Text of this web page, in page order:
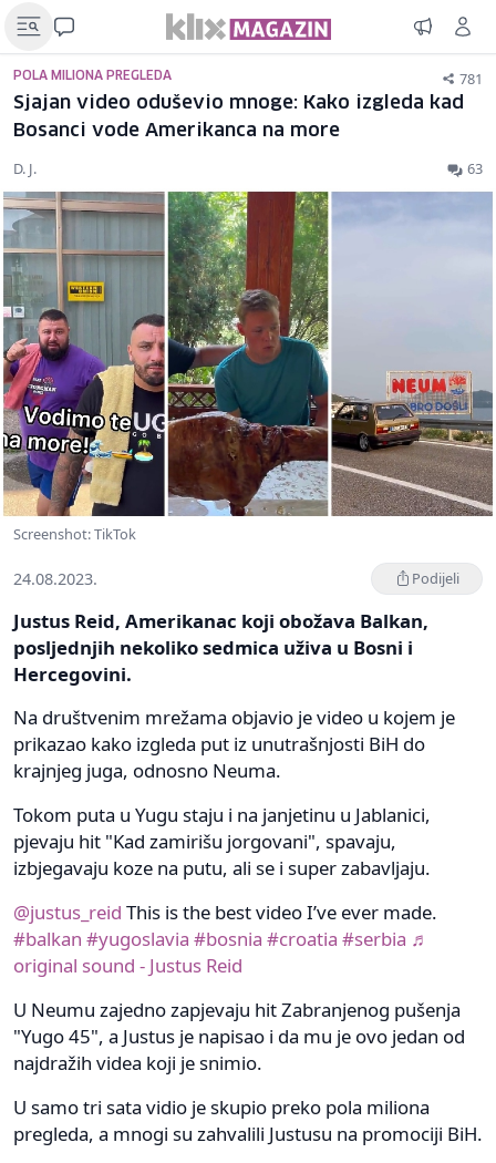
POLA MILIONA PREGLEDA 781
Sjajan video oduševio mnoge: Kako izgleda kad
Bosanci vode Amerikanca na more
D. J. 63
Screenshot: TikTok
24.08.2023. Podijeli
Justus Reid, Amerikanac koji obožava Balkan,
posljednjih nekoliko sedmica uživa u Bosni i
Hercegovini.
Na društvenim mrežama objavio je video u kojem je
prikazao kako izgleda put iz unutrašnjosti BiH do
krajnjeg juga, odnosno Neuma.
Tokom puta u Yugu staju i na janjetinu u Jablanici,
pjevaju hit "Kad zamirišu jorgovani", spavaju,
izbjegavaju koze na putu, ali se i super zabavljaju.
@justus_reid This is the best video I’ve ever made.
#balkan #yugoslavia #bosnia #croatia #serbia ♬
original sound - Justus Reid
U Neumu zajedno zapjevaju hit Zabranjenog pušenja
"Yugo 45", a Justus je napisao i da mu je ovo jedan od
najdražih videa koji je snimio.
U samo tri sata vidio je skupio preko pola miliona
pregleda, a mnogi su zahvalili Justusu na promociji BiH.